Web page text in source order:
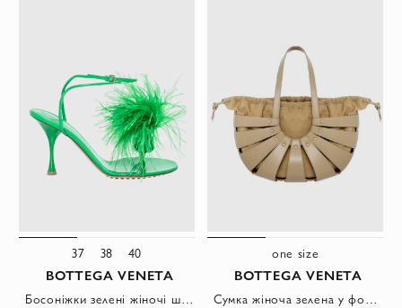
37 38 40
BOTTEGA VENETA
one size
BOTTEGA VENETA